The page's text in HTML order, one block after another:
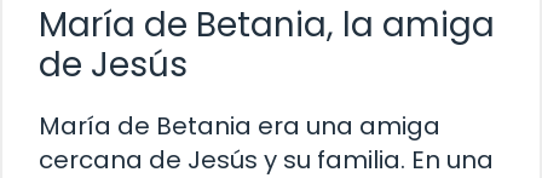
María de Betania, la amiga
de Jesús
María de Betania era una amiga
cercana de Jesús y su familia. En una